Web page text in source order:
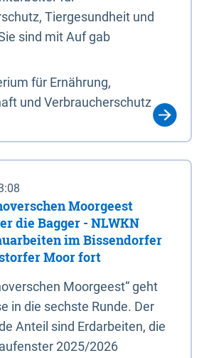
Tiergesundheit und
sind mit Auf gab
für Ernährung,
und Verbraucherschutz
Moorgeest
die Bagger - NLWKN
im Bissendorfer
Moor fort
Moorgeest“ geht
in die sechste Runde. Der
Anteil sind Erdarbeiten, die
2025/2026